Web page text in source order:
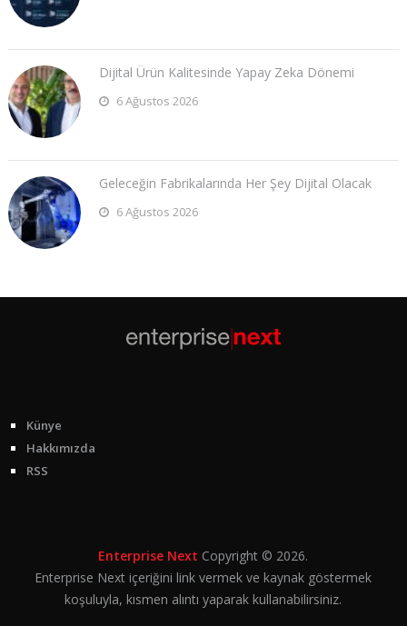
Dijital Ürün Kalitesinde Yapay Zeka Dönemi
6 Ağustos 2026
Geleceğin Fabrikalarında Her Şey Dijital Olacak
6 Ağustos 2026
Künye
Hakkımızda
RSS
Enterprise Next Copyright © 2026.
Enterprise Next içeriğini link vermek ve kaynak göstermek
koşuluyla, kısmen alıntı yaparak kullanabilirsiniz.